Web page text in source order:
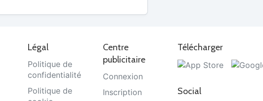
Légal
Politique de
confidentialité
Politique de
Centre
publicitaire
Connexion
Inscription
Télécharger
Social